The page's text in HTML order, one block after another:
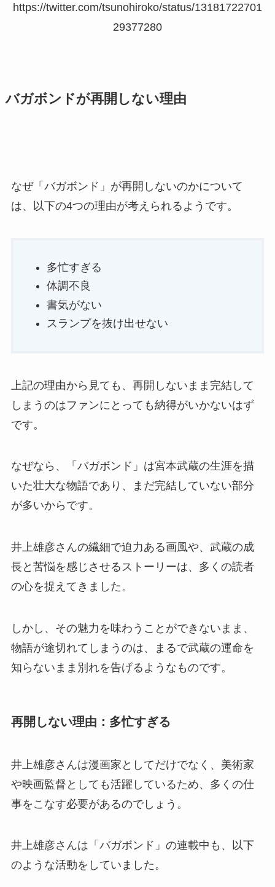
https://twitter.com/tsunohiroko/status/13181722701
29377280
バガボンドが再開しない理由
なぜ「バガボンド」が再開しないのかについて
は、以下の4つの理由が考えられるようです。
多忙すぎる
体調不良
書気がない
スランプを抜け出せない
上記の理由から見ても、再開しないまま完結して
しまうのはファンにとっても納得がいかないはず
です。
なぜなら、「バガボンド」は宮本武蔵の生涯を描
いた壮大な物語であり、
まだ完結していない部分
が多いからです。
井上雄彦さんの繊細で迫力ある画風や、武蔵の成
長と苦悩を感じさせるストーリーは、多くの読者
の心を捉えてきました。
しかし、その魅力を味わうことができないまま、
物語が途切れてしまうのは、まるで武蔵の運命を
知らないまま別れを告げるようなものです。
再開しない理由：多忙すぎる
井上雄彦さんは漫画家としてだけでなく、美術家
や映画監督としても活躍しているため、 多くの仕
事をこなす必要があるのでしょう。
井上雄彦さんは「バガボンド」の連載中も、以下
のような活動をしていました。